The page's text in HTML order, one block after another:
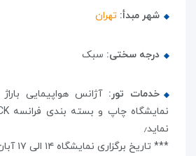
شهر مبدأ: تهران
درجه سختی: سبک
خدمات تور:آژانس هواپیمایی
نماید٫
*** تاریخ برگزاری نمایشگاه ۱۴ الی ۱۷ آبان